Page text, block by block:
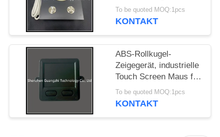
wasserdichtes
Metallip67
To be quoted MOQ:1pcs
KONTAKT
ABS-Rollkugel-
Zeigegerät, industrielle
Touch Screen Maus für
Selbstbetriebsterminal
To be quoted MOQ:1pcs
KONTAKT